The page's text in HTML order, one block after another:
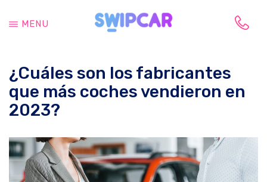
principal
cambia,
tu
coche
MENU
¿Cuáles son los fabricantes
que más coches vendieron en
2023?